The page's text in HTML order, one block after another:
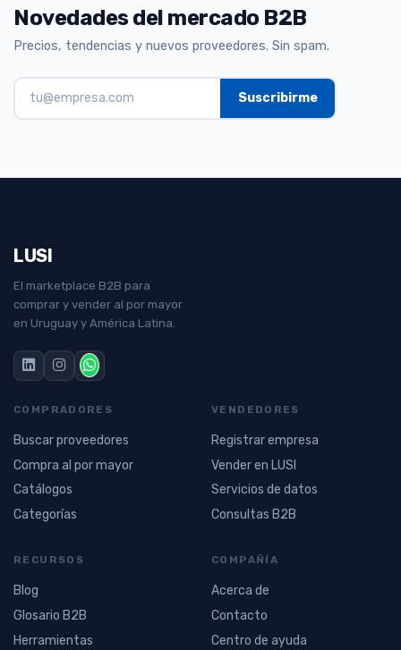
Novedades del mercado B2B
Precios, tendencias y nuevos proveedores. Sin spam.
LUSI
El marketplace B2B para
comprar y vender al por mayor
en Uruguay y América Latina.
COMPRADORES
Buscar proveedores
Compra al por mayor
Catálogos
Categorías
VENDEDORES
Registrar empresa
Vender en LUSI
Servicios de datos
Consultas B2B
RECURSOS
Blog
Glosario B2B
Herramientas
COMPAÑÍA
Acerca de
Contacto
Centro de ayuda